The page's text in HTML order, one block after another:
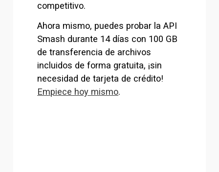
competitivo.
Ahora mismo, puedes probar la API
Smash durante 14 días con 100 GB
de transferencia de archivos
incluidos de forma gratuita, ¡sin
Empiece hoy mismo.